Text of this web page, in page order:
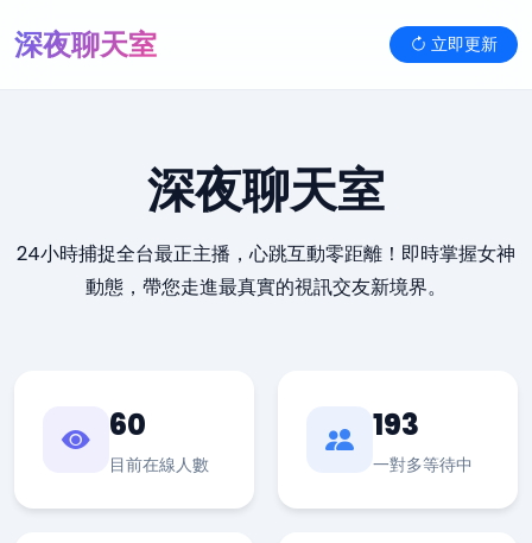
深夜聊天室 立即更新
深夜聊天室
24小時捕捉全台最正主播，心跳互動零距離！即時掌握女神
動態，帶您走進最真實的視訊交友新境界。
60
目前在線人數
193
一對多等待中